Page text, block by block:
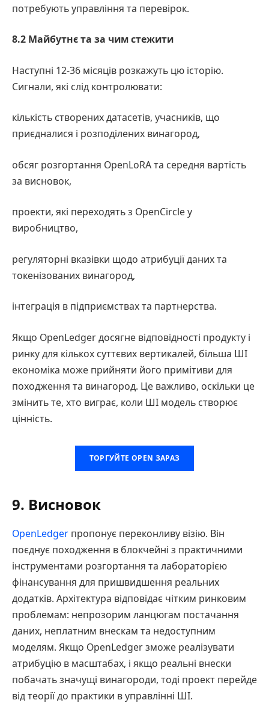
потребують управління та перевірок.
8.2 Майбутнє та за чим стежити
Наступні 12-36 місяців розкажуть цю історію.
Сигнали, які слід контролювати:
кількість створених датасетів, учасників, що
приєдналися і розподілених винагород,
обсяг розгортання OpenLoRA та середня вартість
за висновок,
проекти, які переходять з OpenCircle у
виробництво,
регуляторні вказівки щодо атрибуції даних та
токенізованих винагород,
інтеграція в підприємствах та партнерства.
Якщо OpenLedger досягне відповідності продукту і
ринку для кількох суттєвих вертикалей, більша ШІ
економіка може прийняти його примітиви для
походження та винагород. Це важливо, оскільки це
змінить те, хто виграє, коли ШІ модель створює
цінність.
ТОРГУЙТЕ OPEN ЗАРАЗ
9. Висновок
OpenLedger пропонує переконливу візію. Він
поєднує походження в блокчейні з практичними
інструментами розгортання та лабораторією
фінансування для пришвидшення реальних
додатків. Архітектура відповідає чітким ринковим
проблемам: непрозорим ланцюгам постачання
даних, неплатним внескам та недоступним
моделям. Якщо OpenLedger зможе реалізувати
атрибуцію в масштабах, і якщо реальні внески
побачать значущі винагороди, тоді проект перейде
від теорії до практики в управлінні ШІ.